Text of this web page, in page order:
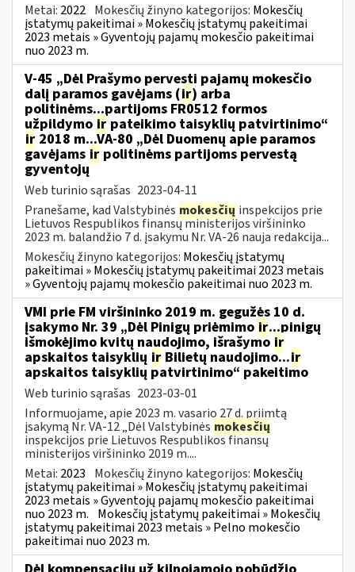
Metai: 2022 Mokesčių žinyno kategorijos: Mokesčių
įstatymų pakeitimai » Mokesčių įstatymų pakeitimai
2023 metais » Gyventojų pajamų mokesčio pakeitimai
nuo 2023 m.
V-45 „Dėl Prašymo pervesti pajamų mokesčio
dalį paramos gavėjams (ir) arba
politinėms...partijoms FR0512 formos
užpildymo ir pateikimo taisyklių patvirtinimo“
ir 2018 m...VA-80 „Dėl Duomenų apie paramos
gavėjams ir politinėms partijoms pervestą
gyventojų
Web turinio sąrašas 2023-04-11
Pranešame, kad Valstybinės mokesčių inspekcijos prie
Lietuvos Respublikos finansų ministerijos viršininko
2023 m. balandžio 7 d. įsakymu Nr. VA-26 nauja redakcija...
Mokesčių žinyno kategorijos: Mokesčių įstatymų
pakeitimai » Mokesčių įstatymų pakeitimai 2023 metais
» Gyventojų pajamų mokesčio pakeitimai nuo 2023 m.
VMI prie FM viršininko 2019 m. gegužės 10 d.
įsakymo Nr. 39 „Dėl Pinigų priėmimo ir...pinigų
išmokėjimo kvitų naudojimo, išrašymo ir
apskaitos taisyklių ir Bilietų naudojimo...ir
apskaitos taisyklių patvirtinimo“ pakeitimo
Web turinio sąrašas 2023-03-01
Informuojame, apie 2023 m. vasario 27 d. priimtą
įsakymą Nr. VA-12 „Dėl Valstybinės mokesčių
inspekcijos prie Lietuvos Respublikos finansų
ministerijos viršininko 2019 m....
Metai: 2023 Mokesčių žinyno kategorijos: Mokesčių
įstatymų pakeitimai » Mokesčių įstatymų pakeitimai
2023 metais » Gyventojų pajamų mokesčio pakeitimai
nuo 2023 m. Mokesčių įstatymų pakeitimai » Mokesčių
įstatymų pakeitimai 2023 metais » Pelno mokesčio
pakeitimai nuo 2023 m.